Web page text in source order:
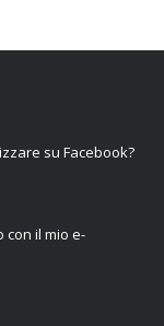
su Facebook?
con il mio e-